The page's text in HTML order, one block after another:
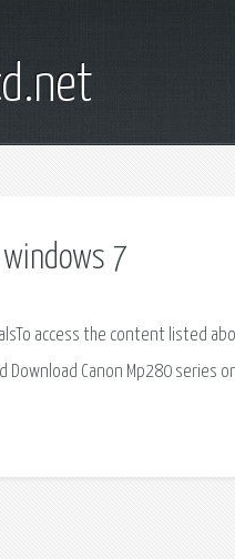
7
access the content listed
Canon Mp280 series